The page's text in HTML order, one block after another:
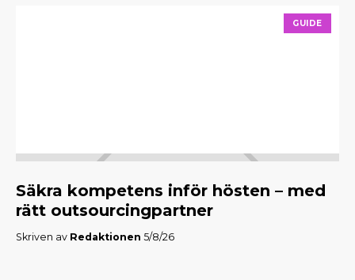
GUIDE
Säkra kompetens inför hösten – med
rätt outsourcingpartner
Skriven av Redaktionen 5/8/26